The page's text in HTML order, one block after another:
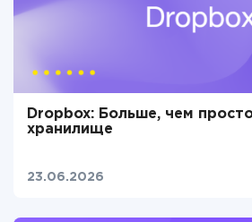
Dropbox: Больше, чем
хранилище
23.06.2026